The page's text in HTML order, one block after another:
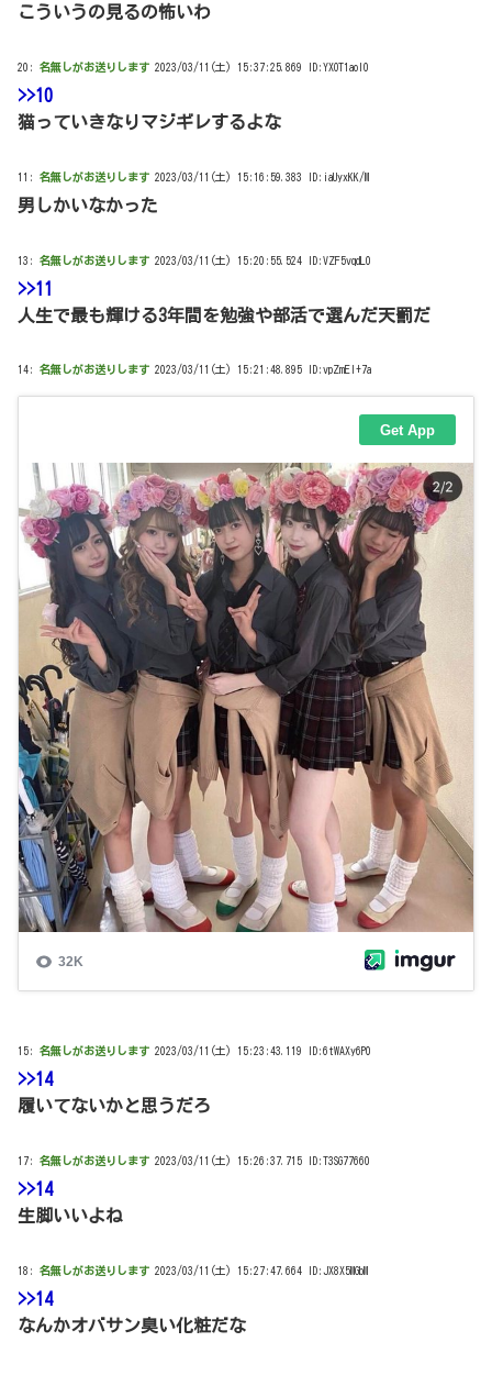
こういうの見るの怖いわ
20: 名無しがお送りします 2023/03/11(土) 15:37:25.869 ID:YXOT1aoI0
>>10
猫っていきなりマジギレするよな
11: 名無しがお送りします 2023/03/11(土) 15:16:59.383 ID:iaUyxKK/M
男しかいなかった
13: 名無しがお送りします 2023/03/11(土) 15:20:55.524 ID:VZF5vqdL0
>>11
人生で最も輝ける3年間を勉強や部活で選んだ天罰だ
14: 名無しがお送りします 2023/03/11(土) 15:21:48.895 ID:vpZmEI+7a
15: 名無しがお送りします 2023/03/11(土) 15:23:43.119 ID:6tWAXy6P0
>>14
履いてないかと思うだろ
17: 名無しがお送りします 2023/03/11(土) 15:26:37.715 ID:T3SG77660
>>14
生脚いいよね
18: 名無しがお送りします 2023/03/11(土) 15:27:47.664 ID:JX8X5MGbM
>>14
なんかオバサン臭い化粧だな